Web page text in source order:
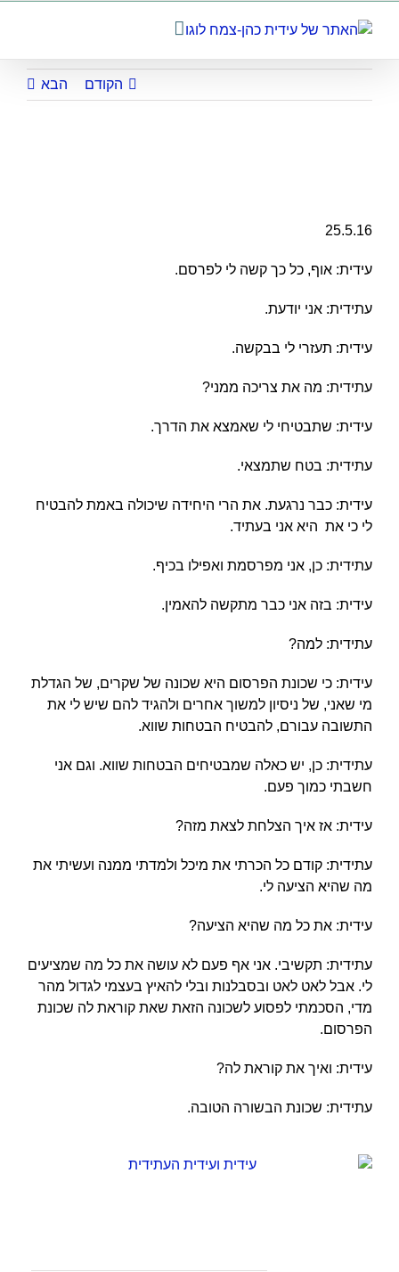
לתוכן
הקודם הבא
25.5.16
עידית: אוף, כל כך קשה לי לפרסם.
עתידית: אני יודעת.
עידית: תעזרי לי בבקשה.
עתידית: מה את צריכה ממני?
עידית: שתבטיחי לי שאמצא את הדרך.
עתידית: בטח שתמצאי.
עידית: כבר נרגעת. את הרי היחידה שיכולה באמת להבטיח
לי כי את היא אני בעתיד.
עתידית: כן, אני מפרסמת ואפילו בכיף.
עידית: בזה אני כבר מתקשה להאמין.
עתידית: למה?
עידית: כי שכונת הפרסום היא שכונה של שקרים, של הגדלת
מי שאני, של ניסיון למשוך אחרים ולהגיד להם שיש לי את
התשובה עבורם, להבטיח הבטחות שווא.
עתידית: כן, יש כאלה שמבטיחים הבטחות שווא. וגם אני
חשבתי כמוך פעם.
עידית: אז איך הצלחת לצאת מזה?
עתידית: קודם כל הכרתי את מיכל ולמדתי ממנה ועשיתי את
מה שהיא הציעה לי.
עידית: את כל מה שהיא הציעה?
עתידית: תקשיבי. אני אף פעם לא עושה את כל מה שמציעים
לי. אבל לאט לאט ובסבלנות ובלי להאיץ בעצמי לגדול מהר
מדי, הסכמתי לפסוע לשכונה הזאת שאת קוראת לה שכונת
הפרסום.
עידית: ואיך את קוראת לה?
עתידית: שכונת הבשורה הטובה.